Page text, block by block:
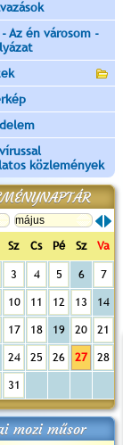
Az én városom -
közlemények
Sz Cs Pé Sz Va
3 4 5 6 7
10 11 12 13 14
17 18 19 20 21
24 25 26 27 28
31
mozi műsor